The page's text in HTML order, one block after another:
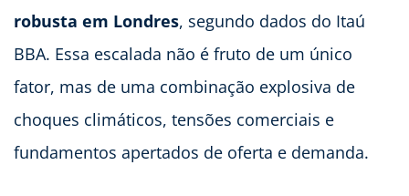
robusta em Londres, segundo dados do Itaú
BBA. Essa escalada não é fruto de um único
fator, mas de uma combinação explosiva de
choques climáticos, tensões comerciais e
fundamentos apertados de oferta e demanda.